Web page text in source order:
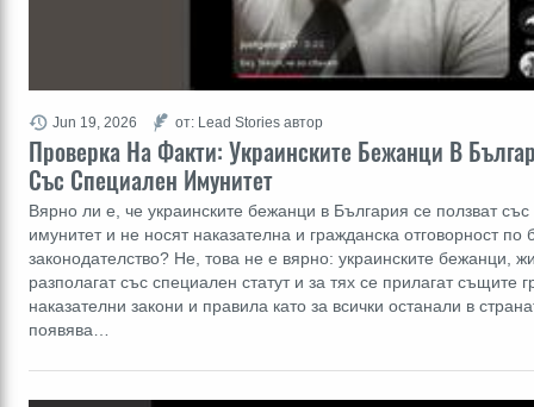
Проверка На Факти: Украинските Бежанци В
Със Специален Имунитет
Вярно ли е, че украинските бежанци в България се ползват
имунитет и не носят наказателна и гражданска отговорност по
законодателство? Не, това не е вярно: украинските бежанци,
разполагат със специален статут и за тях се прилагат същите
наказателни закони и правила като за всички останали в
появява…
Jun 19, 2026 от: Lead Stories автор